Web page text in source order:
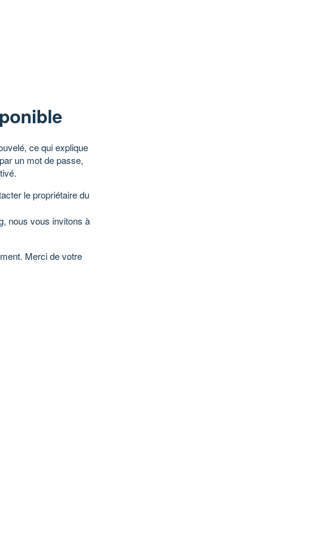
ce qui explique
un mot de passe,
le propriétaire du
nous vous invitons à
Merci de votre